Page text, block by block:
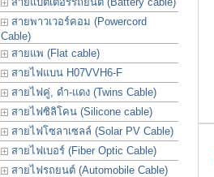
สายพาวเวอร์คอม (Powercord
Cable)
สายแพ (Flat cable)
สายไฟแบน H07VVH6-F
สายไฟคู่, ดำ-แดง (Twins Cable)
สายไฟซิลิโคน (Silicone cable)
สายไฟโซลาเซลล์ (Solar PV Cable)
สายไฟเบอร์ (Fiber Optic Cable)
สายไฟรถยนต์ (Automobile Cable)